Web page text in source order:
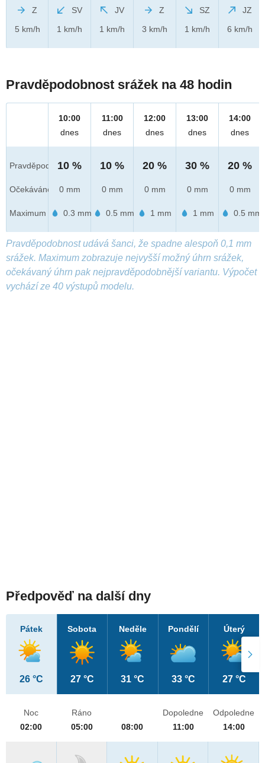
Z
5 km/h
SV
1 km/h
JV
1 km/h
Z
3 km/h
SZ
1 km/h
JZ
6 km/h
Pravděpodobnost srážek na 48 hodin
Pravděpod.
Očekáváno
Maximum
10:00
dnes
10 %
0 mm
0.3 mm
11:00
dnes
10 %
0 mm
0.5 mm
12:00
dnes
20 %
0 mm
1 mm
13:00
dnes
30 %
0 mm
1 mm
14:00
dnes
20 %
0 mm
0.5 mm
Pravděpodobnost udává šanci, že spadne alespoň 0,1 mm
srážek. Maximum zobrazuje nejvyšší možný úhrn srážek,
očekávaný úhrn pak nejpravděpodobnější variantu. Výpočet
vychází ze 40 výstupů modelu.
Předpověď na další dny
Pátek
26 °C
Sobota
27 °C
Neděle
31 °C
Pondělí
33 °C
Úterý
27 °C
Noc
02:00
Ráno
05:00
08:00
Dopoledne
11:00
Odpoledne
14:00